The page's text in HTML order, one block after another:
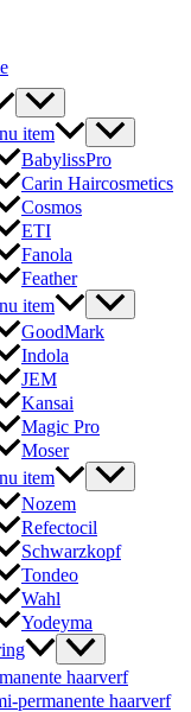
item
BabylissPro
Carin Haircosmetics
Cosmos
ETI
Fanola
Feather
item
GoodMark
Indola
JEM
Kansai
Magic Pro
Moser
item
Nozem
Refectocil
Schwarzkopf
Tondeo
Wahl
Yodeyma
haarverf
permanente haarverf